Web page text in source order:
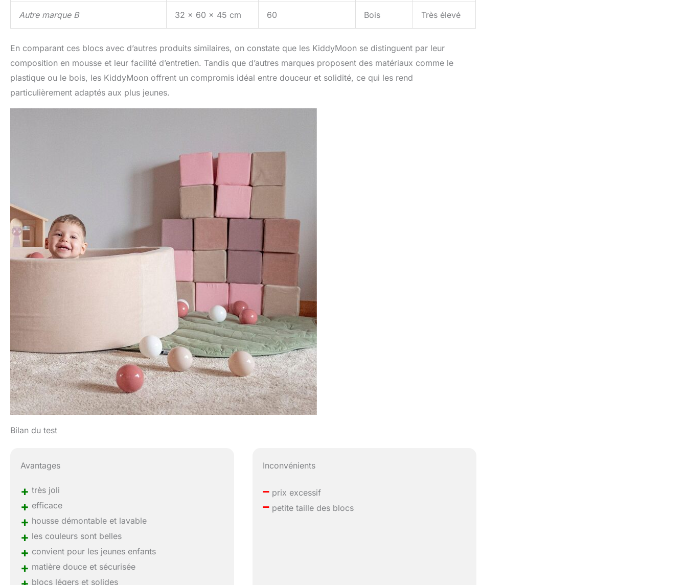
Autre marque B 32 x 60 x 45 cm 60 Bois Très élevé
En comparant ces blocs avec d’autres produits similaires, on constate que les KiddyMoon se distinguent par leur
composition en mousse et leur facilité d’entretien. Tandis que d’autres marques proposent des matériaux comme le
plastique ou le bois, les KiddyMoon offrent un compromis idéal entre douceur et solidité, ce qui les rend
particulièrement adaptés aux plus jeunes.
Bilan du test
Avantages
+ très joli
+ efficace
+ housse démontable et lavable
+ les couleurs sont belles
+ convient pour les jeunes enfants
+ matière douce et sécurisée
blocs légers et solides
Inconvénients
– prix excessif
– petite taille des blocs